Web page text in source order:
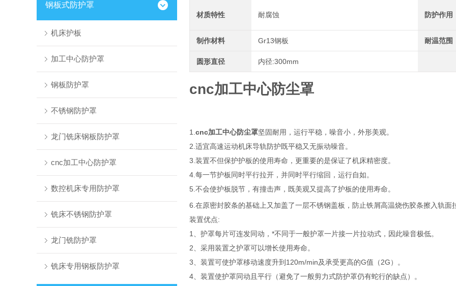
钢板式防护罩
机床护板
加工中心防护罩
钢板防护罩
不锈钢防护罩
龙门铣床钢板防护罩
cnc加工中心防护罩
数控机床专用防护罩
铣床不锈钢防护罩
龙门铣防护罩
铣床专用钢板防护罩
材质特性 耐腐蚀 防护作用
制作材料 Gr13钢板 耐温范围
圆形直径 内径:300mm
cnc加工中心防尘罩
1. cnc加工中心防尘罩坚固耐用，运行平稳，噪音小，外形美观。
2. 适宜高速运动机床导轨防护既平稳又无振动噪音。
3. 装置不但保护护板的使用寿命，更重要的是保证了机床精密度。
4. 每一节护板同时平行拉开，并同时平行缩回，运行自如。
5. 不会使护板脱节，有撞击声，既美观又提高了护板的使用寿命。
6. 在原密封胶条的基础上又加盖了一层不锈钢盖板，防止铁屑高温烧伤胶条擦入轨面
装置优点:
1、 护罩每片可连发同动，*不同于一般护罩一片接一片拉动式，因此噪音极低。
2、 采用装置之护罩可以增长使用寿命。
3、 装置可使护罩移动速度升到120m/min及承受更高的G值（2G）。
4、 装置使护罩同动且平行（避免了一般剪力式防护罩仍有蛇行的缺点）。